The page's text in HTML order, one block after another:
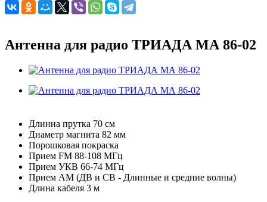
Антенна для радио ТРИАДА МА 86-02
Длинна прутка 70 см
Диаметр магнита 82 мм
Порошковая покраска
Прием FM 88-108 МГц
Прием УКВ 66-74 МГц
Прием АМ (ДВ и СВ - Длинные и средние волны)
Длина кабеля 3 м